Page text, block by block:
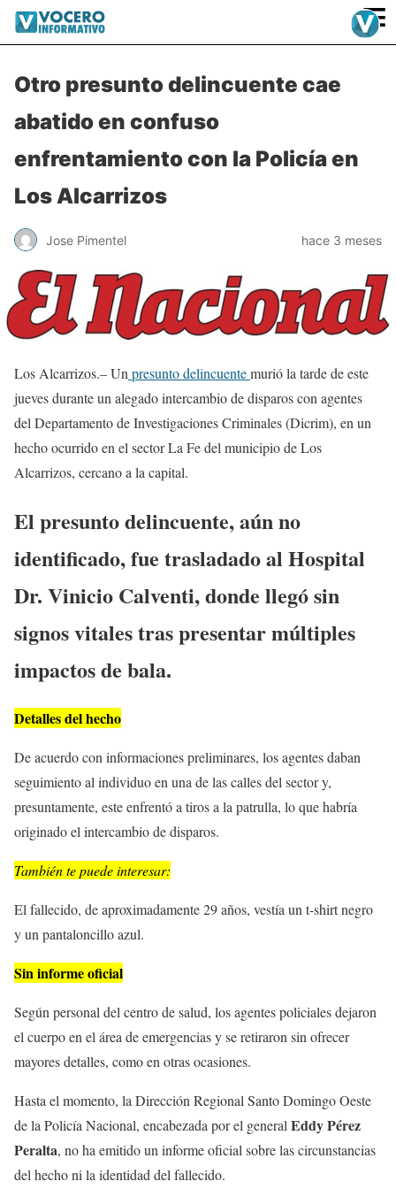
≡
Otro presunto delincuente cae
abatido en confuso
enfrentamiento con la Policía en
Los Alcarrizos
Jose Pimentel hace 3 meses
Los Alcarrizos.– Un presunto delincuentemurió la tarde de este
jueves durante un alegado intercambio de disparos con agentes
del Departamento de Investigaciones Criminales (Dicrim), en un
hecho ocurrido en el sector La Fe del municipio de Los
Alcarrizos, cercano a la capital.
El presunto delincuente, aún no
identificado, fue trasladado al Hospital
Dr. Vinicio Calventi, donde llegó sin
signos vitales tras presentar múltiples
impactos de bala.
Detalles del hecho
De acuerdo con informaciones preliminares, los agentes daban
seguimiento al individuo en una de las calles del sector y,
presuntamente, este enfrentó a tiros a la patrulla, lo que habría
originado el intercambio de disparos.
También te puede interesar:
El fallecido, de aproximadamente 29 años, vestía un t-shirt negro
y un pantaloncillo azul.
Sin informe oficial
Según personal del centro de salud, los agentes policiales dejaron
el cuerpo en el área de emergencias y se retiraron sin ofrecer
mayores detalles, como en otras ocasiones.
Hasta el momento, la Dirección Regional Santo Domingo Oeste
de la Policía Nacional, encabezada por el general Eddy Pérez
Peralta, no ha emitido un informe oficial sobre las circunstancias
del hecho ni la identidad del fallecido.